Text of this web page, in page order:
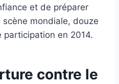
et de préparer
mondiale, douze
participation en 2014.
contre le